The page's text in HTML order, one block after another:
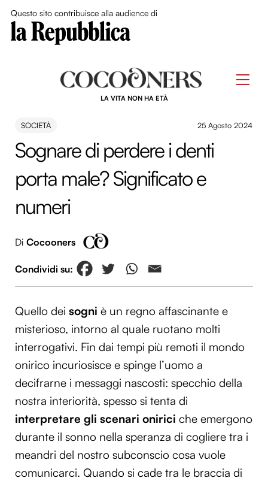
Questo sito contribuisce alla audience di
LA VITA NON HA ETÀ
SOCIETÀ 25 Agosto 2024
Sognare di perdere i denti
porta male? Significato e
numeri
Di Cocooners
Quello dei sogni è un regno affascinante e
misterioso, intorno al quale ruotano molti
interrogativi. Fin dai tempi più remoti il mondo
onirico incuriosisce e spinge l’uomo a
decifrarne i messaggi nascosti: specchio della
nostra interiorità, spesso si tenta di
interpretare gli scenari onirici che emergono
durante il sonno nella speranza di cogliere tra i
meandri del nostro subconscio cosa vuole
comunicarci. Quando si cade tra le braccia di